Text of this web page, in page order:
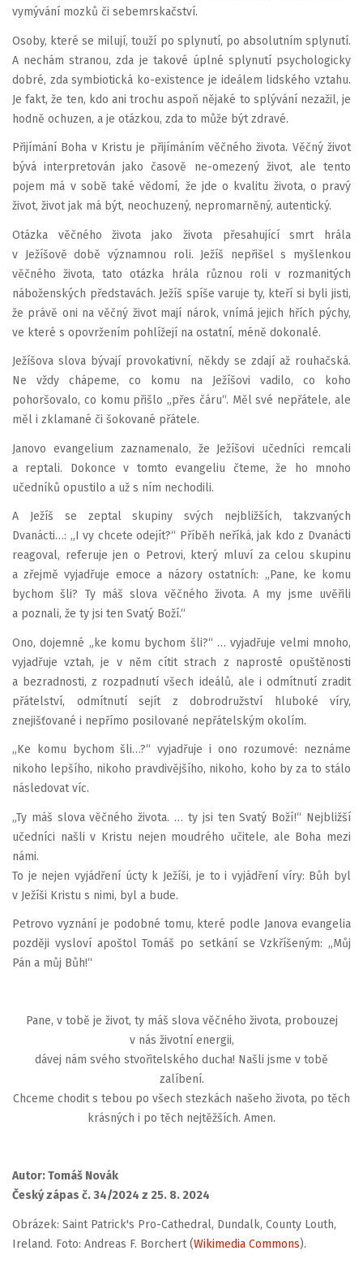
vymývání mozků či sebemrskačství.
Osoby, které se milují, touží po splynutí, po absolutním splynutí.
A nechám stranou, zda je takové úplné splynutí psychologicky
dobré, zda symbiotická ko-existence je ideálem lidského vztahu.
Je fakt, že ten, kdo ani trochu aspoň nějaké to splývání nezažil, je
hodně ochuzen, a je otázkou, zda to může být zdravé.
Přijímání Boha v Kristu je přijímáním věčného života. Věčný život
bývá interpretován jako časově ne-omezený život, ale tento
pojem má v sobě také vědomí, že jde o kvalitu života, o pravý
život, život jak má být, neochuzený, nepromarněný, autentický.
Otázka věčného života jako života přesahující smrt hrála
v Ježíšově době významnou roli. Ježíš nepřišel s myšlenkou
věčného života, tato otázka hrála různou roli v rozmanitých
náboženských představách. Ježíš spíše varuje ty, kteří si byli jisti,
že právě oni na věčný život mají nárok, vnímá jejich hřích pýchy,
ve které s opovržením pohlížejí na ostatní, méně dokonalé.
Ježíšova slova bývají provokativní, někdy se zdají až rouhačská.
Ne vždy chápeme, co komu na Ježíšovi vadilo, co koho
pohoršovalo, co komu přišlo „přes čáru“. Měl své nepřátele, ale
měl i zklamané či šokované přátele.
Janovo evangelium zaznamenalo, že Ježíšovi učedníci remcali
a reptali. Dokonce v tomto evangeliu čteme, že ho mnoho
učedníků opustilo a už s ním nechodili.
A Ježíš se zeptal skupiny svých nejbližších, takzvaných
Dvanácti…: „I vy chcete odejít?“ Příběh neříká, jak kdo z Dvanácti
reagoval, referuje jen o Petrovi, který mluví za celou skupinu
a zřejmě vyjadřuje emoce a názory ostatních: „Pane, ke komu
bychom šli? Ty máš slova věčného života. A my jsme uvěřili
a poznali, že ty jsi ten Svatý Boží.“
Ono, dojemné „ke komu bychom šli?“ … vyjadřuje velmi mnoho,
vyjadřuje vztah, je v něm cítit strach z naprosté opuštěnosti
a bezradnosti, z rozpadnutí všech ideálů, ale i odmítnutí zradit
přátelství, odmítnutí sejít z dobrodružství hluboké víry,
znejišťované i nepřímo posilované nepřátelským okolím.
„Ke komu bychom šli…?“ vyjadřuje i ono rozumové: neznáme
nikoho lepšího, nikoho pravdivějšího, nikoho, koho by za to stálo
následovat víc.
„Ty máš slova věčného života. … ty jsi ten Svatý Boží!“ Nejbližší
učedníci našli v Kristu nejen moudrého učitele, ale Boha mezi
námi.
To je nejen vyjádření úcty k Ježíši, je to i vyjádření víry: Bůh byl
v Ježíši Kristu s nimi, byl a bude.
Petrovo vyznání je podobné tomu, které podle Janova evangelia
později vysloví apoštol Tomáš po setkání se Vzkříšeným: „Můj
Pán a můj Bůh!“
Pane, v tobě je život, ty máš slova věčného života, probouzej
v nás životní energii,
dávej nám svého stvořitelského ducha! Našli jsme v tobě
zalíbení.
Chceme chodit s tebou po všech stezkách našeho života, po těch
krásných i po těch nejtěžších. Amen.
Autor: Tomáš Novák
Český zápas č. 34/2024 z 25. 8. 2024
Obrázek: Saint Patrick's Pro-Cathedral, Dundalk, County Louth,
Ireland. Foto: Andreas F. Borchert (Wikimedia Commons).